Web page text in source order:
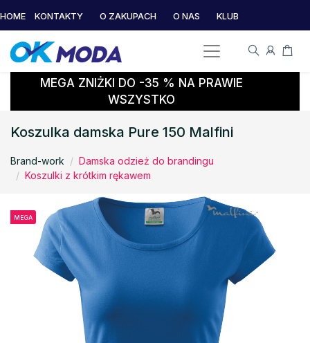
HOME KONTAKTY O ZAKUPACH O NAS KLUB
MEGA ZNIŻKI DO -35 % NA PRAWIE
WSZYSTKO
Koszulka damska Pure 150 Malfini
Brand-work
Damska odzież do brandingu
Koszulki z krótkim rękawem
MEGA